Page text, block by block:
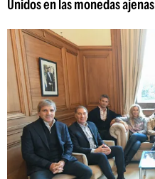
Unidos en las monedas ajenas